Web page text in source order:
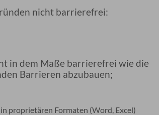
nicht barrierefrei:
in dem Maße barrierefrei wie die
Barrieren abzubauen;
proprietären Formaten (Word, Excel)